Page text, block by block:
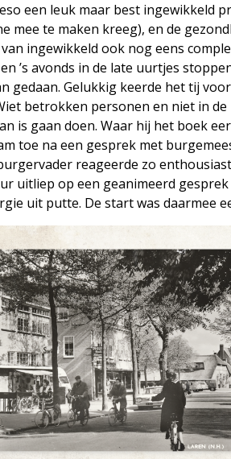
een leuk maar best ingewikkeld
mee te maken kreeg), en de
ingewikkeld ook nog eens
’s avonds in de late uurtjes
gedaan. Gelukkig keerde het tij
betrokken personen en niet in
is gaan doen. Waar hij het boek
toe na een gesprek met
reageerde zo
uitliep op een geanimeerd
uit putte. De start was daarmee